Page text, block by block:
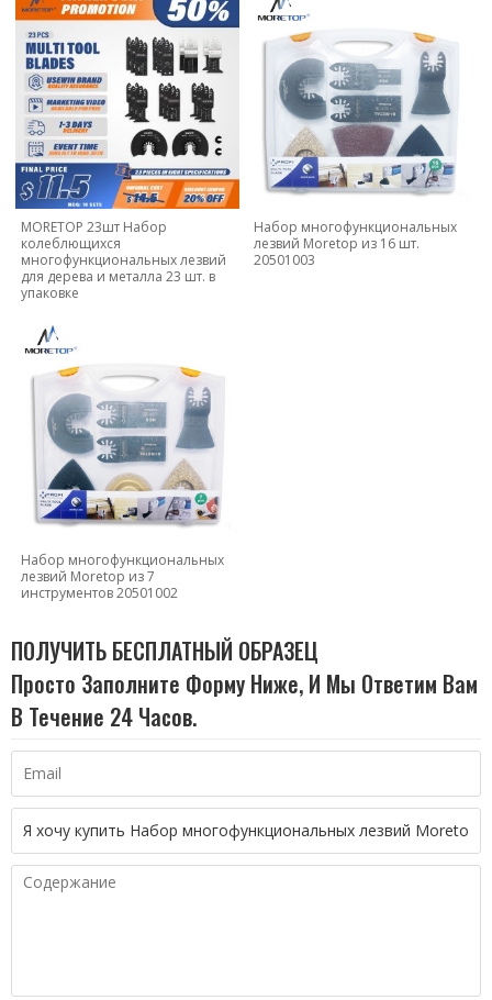
MORETOP 23шт Набор
колеблющихся
многофункциональных лезвий
для дерева и металла 23 шт. в
упаковке
Набор многофункциональных
лезвий Moretop из 16 шт.
20501003
Набор многофункциональных
лезвий Moretop из 7
инструментов 20501002
ПОЛУЧИТЬ БЕСПЛАТНЫЙ ОБРАЗЕЦ
Просто Заполните Форму Ниже, И Мы Ответим Вам
В Течение 24 Часов.